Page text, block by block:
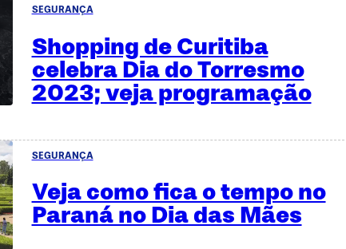
SEGURANÇA
Shopping de Curitiba
celebra Dia do Torresmo
2023; veja programação
SEGURANÇA
Veja como fica o tempo no
Paraná no Dia das Mães